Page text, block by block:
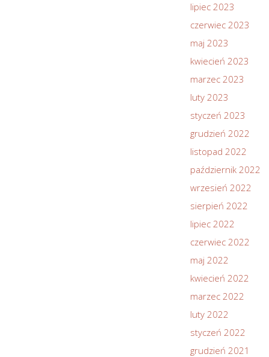
lipiec 2023
czerwiec 2023
maj 2023
kwiecień 2023
marzec 2023
luty 2023
styczeń 2023
grudzień 2022
listopad 2022
październik 2022
wrzesień 2022
sierpień 2022
lipiec 2022
czerwiec 2022
maj 2022
kwiecień 2022
marzec 2022
luty 2022
styczeń 2022
grudzień 2021